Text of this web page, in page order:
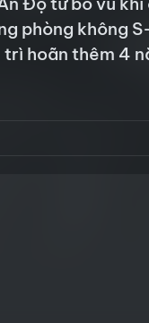
phòng không
trì hoãn thêm 4